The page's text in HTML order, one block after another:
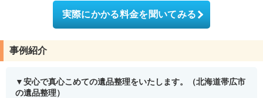
実際にかかる料金を聞いてみる
事例紹介
安心で真心こめての遺品整理をいたします。（北海道帯広市
の遺品整理）